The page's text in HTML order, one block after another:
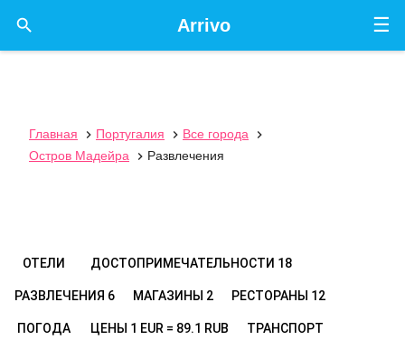
☰
Arrivo

Главная  Португалия  Все города

Остров Мадейра
 Развлечения
ОТЕЛИ ДОСТОПРИМЕЧАТЕЛЬНОСТИ 18
РАЗВЛЕЧЕНИЯ 6 МАГАЗИНЫ 2 РЕСТОРАНЫ 12
ПОГОДА ЦЕНЫ 1 EUR = 89.1 RUB ТРАНСПОРТ